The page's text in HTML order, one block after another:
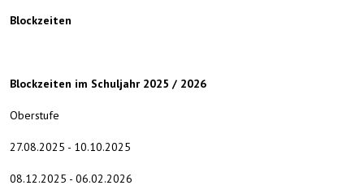
Blockzeiten
Blockzeiten im Schuljahr 2025 / 2026
Oberstufe
27.08.2025 - 10.10.2025
08.12.2025 - 06.02.2026